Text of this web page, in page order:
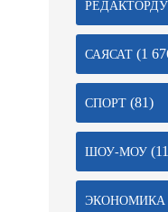
САЯСАТ (1
СПОРТ (81)
ШОУ-МОУ
ЭКОНОМИКА